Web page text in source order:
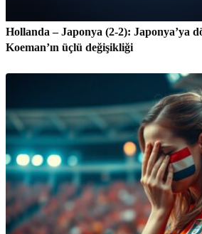
Hollanda – Japonya (2-2): Japonya’ya
Koeman’ın üçlü değişikliği